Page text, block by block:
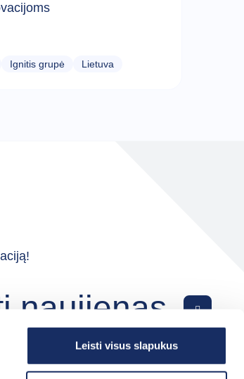
Leisti visus slapukus
Ignitis grupė Lietuva
naujienas